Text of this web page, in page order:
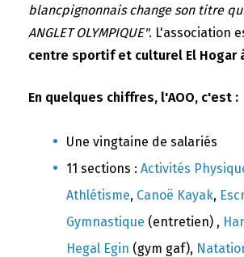
blancpignonnais change son titre
ANGLET OLYMPIQUE". L'association
centre sportif et culturel El Hogar
En quelques chiffres, l'AOO, c'est :
Une vingtaine de salariés
11 sections : Activités
Athlétisme, Canoë Kayak,
Gymnastique (entretien) ,
Hegal Egin (gym gaf),